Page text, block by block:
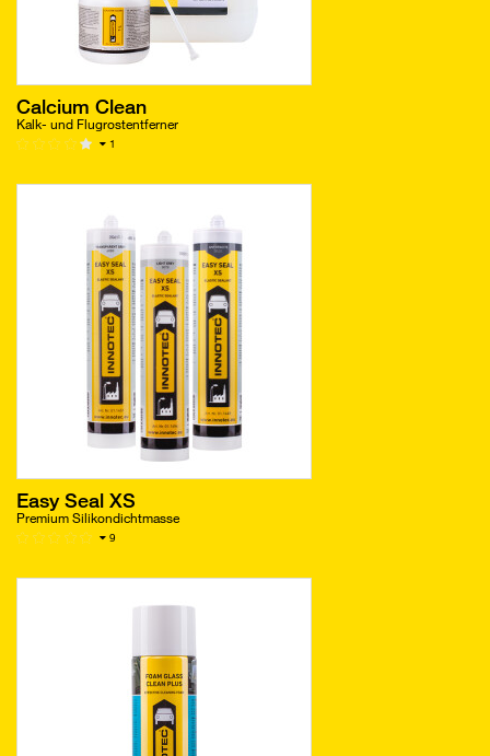
Calcium Clean
Kalk- und Flugrostentferner
1
Easy Seal XS
Premium Silikondichtmasse
9